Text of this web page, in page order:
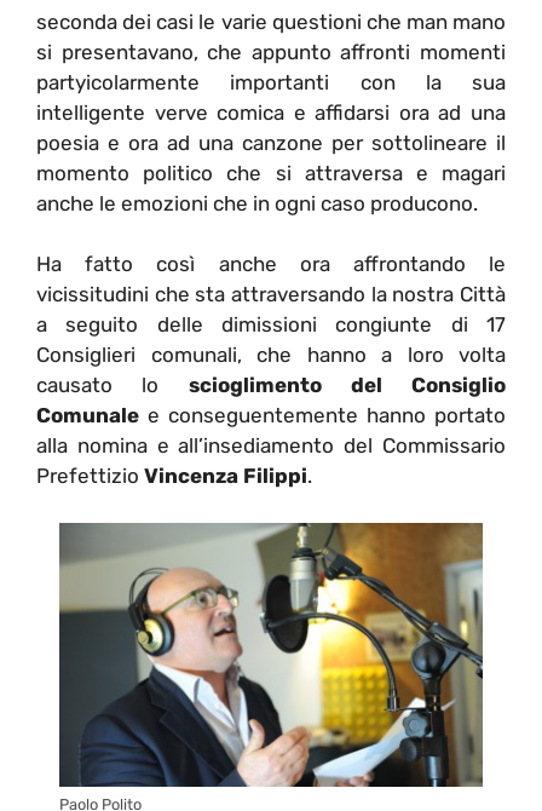
seconda dei casi le varie questioni che man mano
si presentavano, che appunto affronti momenti
partyicolarmente importanti con la sua
intelligente verve comica e affidarsi ora ad una
poesia e ora ad una canzone per sottolineare il
momento politico che si attraversa e magari
anche le emozioni che in ogni caso producono.
Ha fatto così anche ora affrontando le
vicissitudini che sta attraversando la nostra Città
a seguito delle dimissioni congiunte di 17
Consiglieri comunali, che hanno a loro volta
causato lo scioglimento del Consiglio
Comunale e conseguentemente hanno portato
alla nomina e all’insediamento del Commissario
Prefettizio Vincenza Filippi.
Paolo Polito